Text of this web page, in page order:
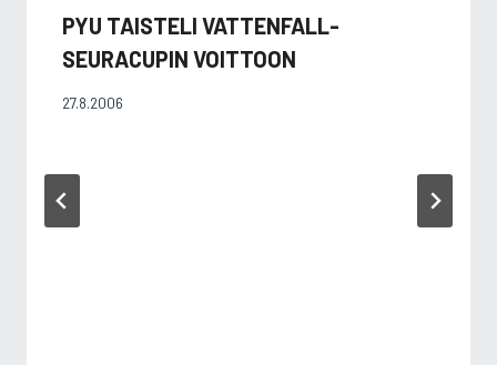
PYU TAISTELI VATTENFALL-
SEURACUPIN VOITTOON
27.8.2006